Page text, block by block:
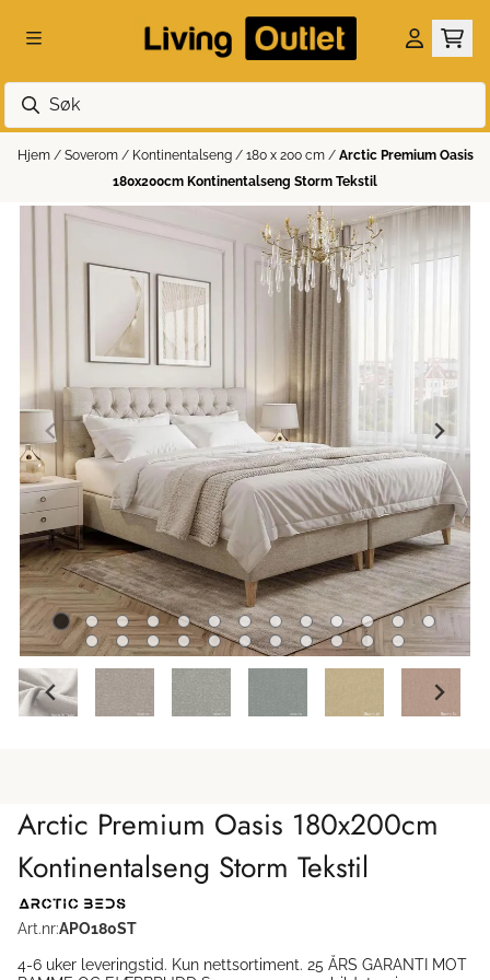
Hjem / Soverom / Kontinentalseng / 180 x 200 cm / Arctic Premium Oasis
180x200cm Kontinentalseng Storm Tekstil
Arctic Premium Oasis 180x200cm
Kontinentalseng Storm Tekstil
Art.nr:APO180ST
4-6 uker leveringstid. Kun nettsortiment. 25 ÅRS GARANTI MOT